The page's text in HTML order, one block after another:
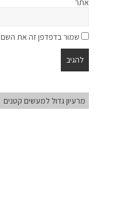
שמור בדפדפן זה את
מרעיון גדול למעשים קטנים